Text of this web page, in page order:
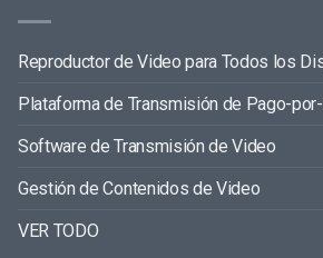
Reproductor de Video para Todos los
Plataforma de Transmisión de Pago-
Software de Transmisión de Video
Gestión de Contenidos de Video
VER TODO